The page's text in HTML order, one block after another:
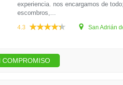
experiencia. nos encargamos de
escombros,...
4.3 San Adrián
COMPROMISO